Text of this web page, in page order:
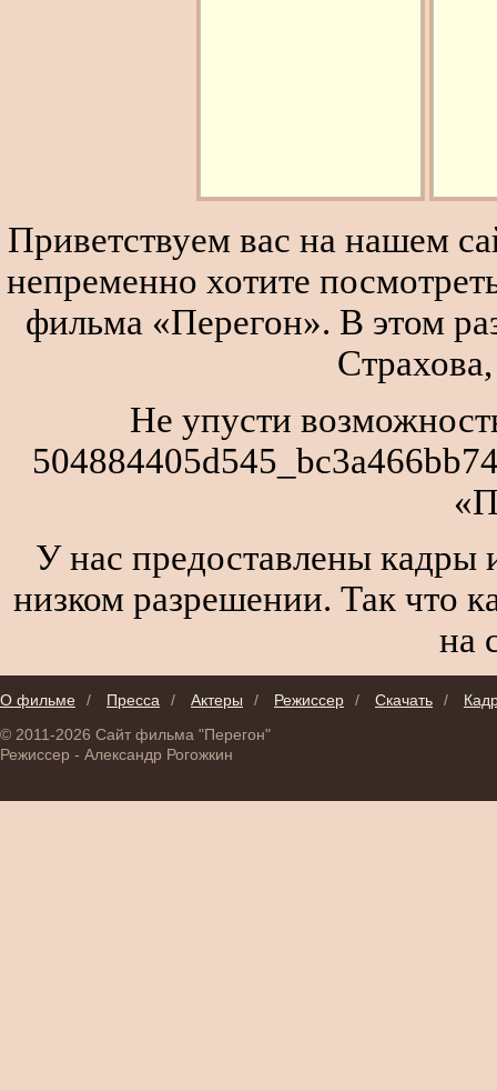
Приветствуем вас на нашем
непременно хотите
фильма «Перегон». В этом
Не упусти
У нас предоставлены кадры
низком разрешении. Так что
на
О фильме / Пресса / Актеры / Режиссер / Скачать /
© 2011-2026 Сайт фильма "Перегон"
Режиссер - Александр Рогожкин